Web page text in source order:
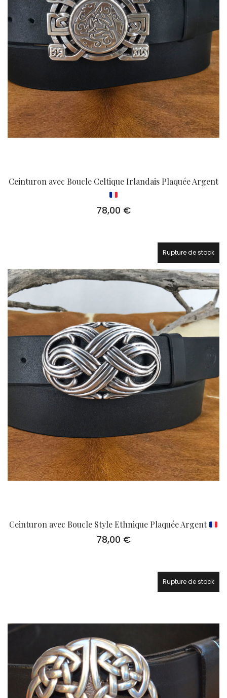
Ceinturon avec Boucle Celtique Irlandais Plaquée Argent
78,00 €
Rupture de stock
Ceinturon avec Boucle Style Ethnique Plaquée Argent
78,00 €
Rupture de stock